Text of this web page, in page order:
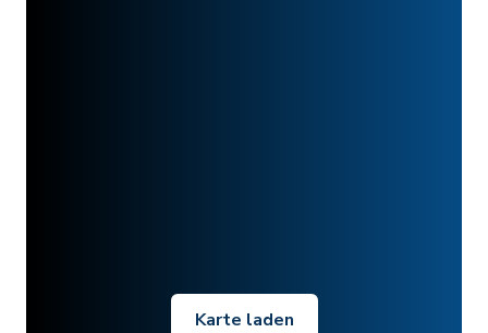
Karte laden